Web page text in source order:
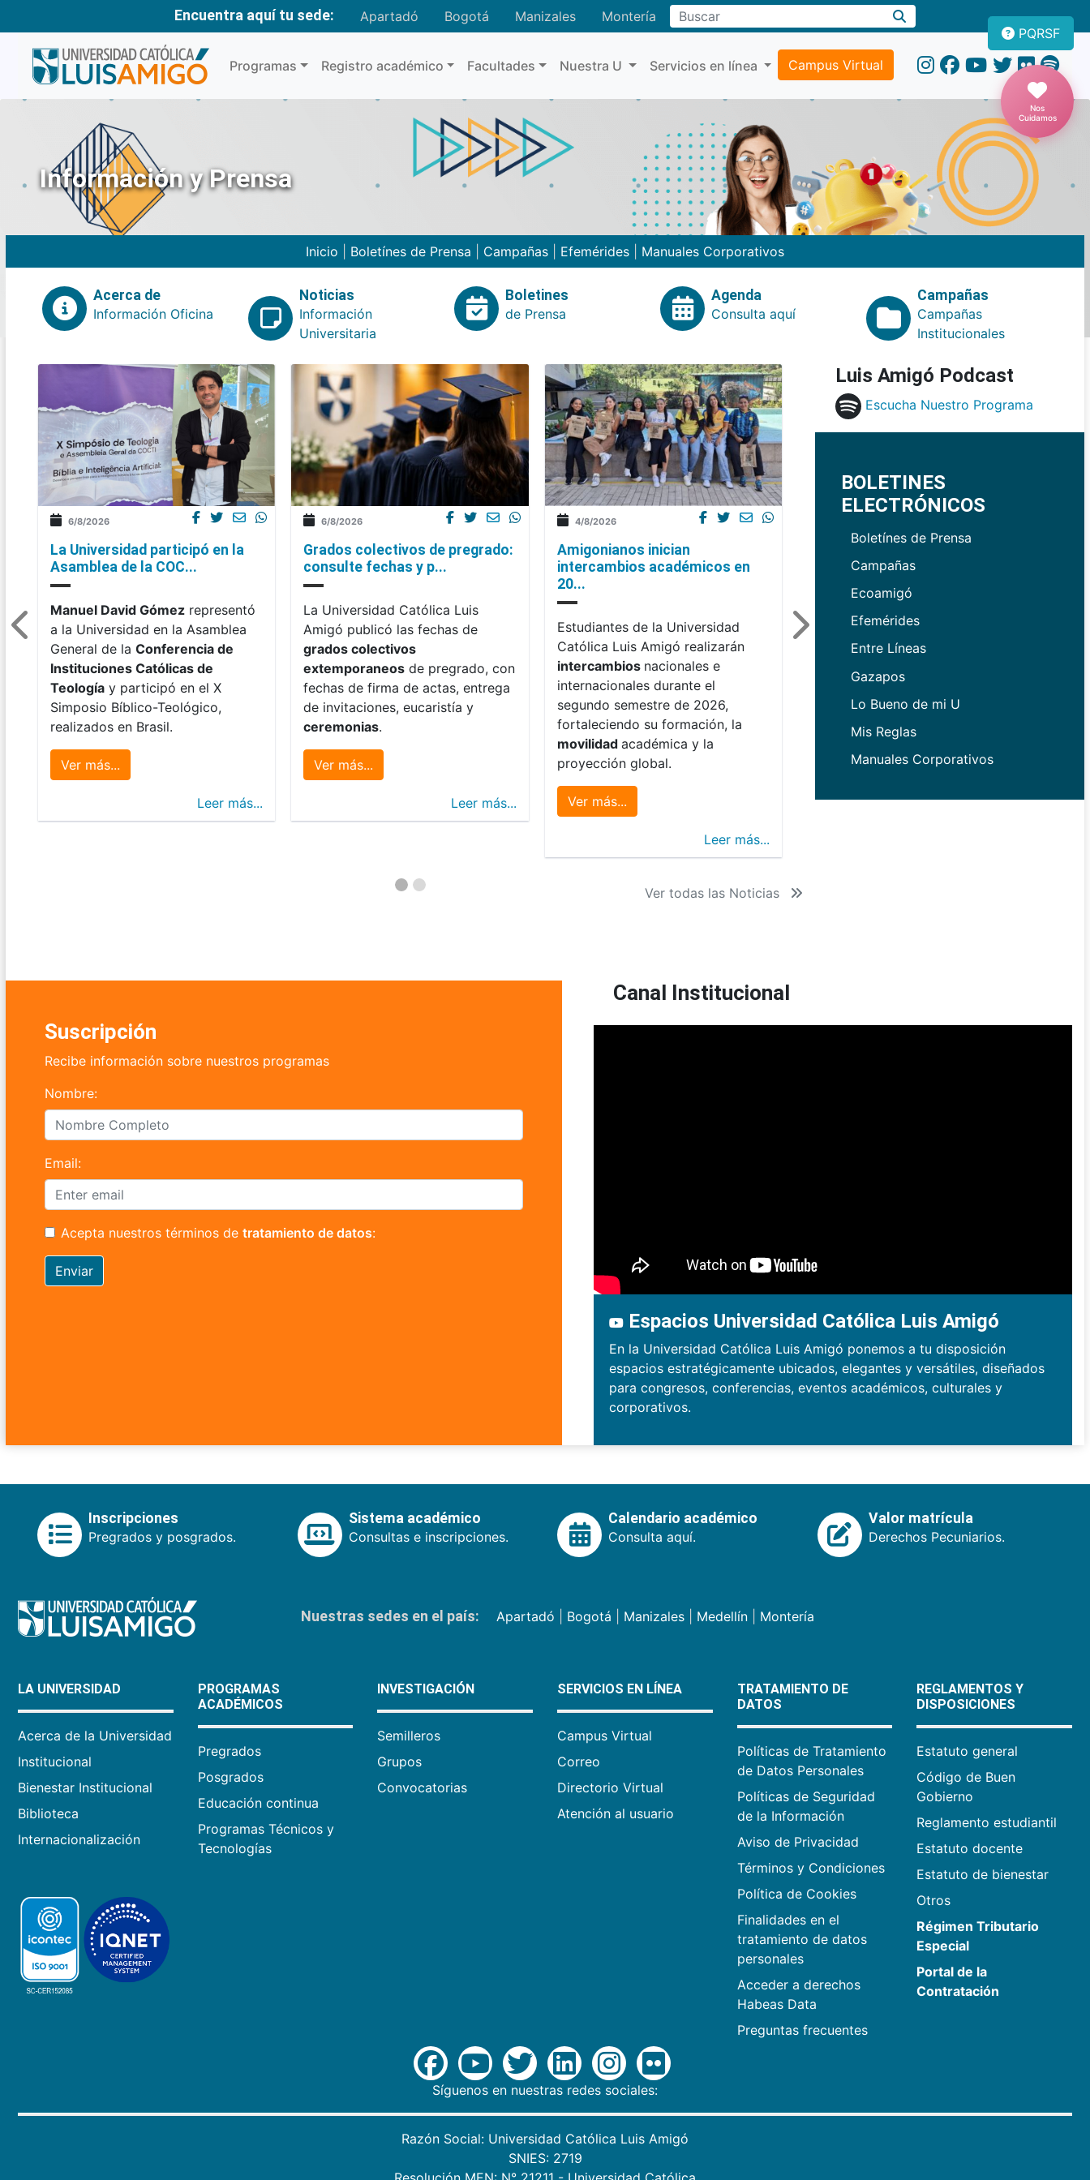
Encuentra aquí tu sede: Apartadó Bogotá Manizales MonteríaBuscar
Programas Registro académico Facultades Nuestra U Servicios en línea Campus Virtual
PQRSF
Nos
Cuidamos
Información y Prensa
Inicio Boletínes de Prensa Campañas Efemérides Manuales Corporativos
Acerca de
Información Oficina
Noticias
Información
Universitaria
Boletines
de Prensa
Agenda
Consulta aquí
Campañas
Campañas
Institucionales
6/8/2026
La Universidad participó en la
Asamblea de la COC...
Manuel David Gómez representó
a la Universidad en la Asamblea
General de la Conferencia de
Instituciones Católicas de
Teología y participó en el X
Simposio Bíblico-Teológico,
realizados en Brasil.
Ver más...
Leer más...
6/8/2026
Grados colectivos de pregrado:
consulte fechas y p...
La Universidad Católica Luis
Amigó publicó las fechas de
grados colectivos
extemporaneos de pregrado, con
fechas de firma de actas, entrega
de invitaciones, eucaristía y
ceremonias.
Ver más...
Leer más...
4/8/2026
Amigonianos inician
intercambios académicos en
20...
Estudiantes de la Universidad
Católica Luis Amigó realizarán
intercambios nacionales e
internacionales durante el
segundo semestre de 2026,
fortaleciendo su formación, la
movilidad académica y la
proyección global.
Ver más...
Leer más...
Ver todas las Noticias
Luis Amigó Podcast
Escucha Nuestro Programa
BOLETINES
ELECTRÓNICOS
Boletínes de Prensa
Campañas
Ecoamigó
Efemérides
Entre Líneas
Gazapos
Lo Bueno de mi U
Mis Reglas
Manuales Corporativos
Suscripción
Recibe información sobre nuestros programas
Nombre:
Email:
Acepta nuestros términos de tratamiento de datos:
Enviar
Canal Institucional
Espacios Universidad Católica Luis Amigó
En la Universidad Católica Luis Amigó ponemos a tu disposición
espacios estratégicamente ubicados, elegantes y versátiles, diseñados
para congresos, conferencias, eventos académicos, culturales y
corporativos.
Inscripciones
Pregrados y posgrados.
Sistema académico
Consultas e inscripciones.
Calendario académico
Consulta aquí.
Valor matrícula
Derechos Pecuniarios.
Nuestras sedes en el país: Apartadó Bogotá Manizales| Medellín| Montería
LA UNIVERSIDAD
Acerca de la Universidad
Institucional
Bienestar Institucional
Biblioteca
Internacionalización
PROGRAMAS
ACADÉMICOS
Pregrados
Posgrados
Educación continua
Programas Técnicos y
Tecnologías
INVESTIGACIÓN
Semilleros
Grupos
Convocatorias
SERVICIOS EN LÍNEA
Campus Virtual
Correo
Directorio Virtual
Atención al usuario
TRATAMIENTO DE
DATOS
Políticas de Tratamiento
de Datos Personales
Políticas de Seguridad
de la Información
Aviso de Privacidad
Términos y Condiciones
Política de Cookies
Finalidades en el
tratamiento de datos
personales
Acceder a derechos
Habeas Data
Preguntas frecuentes
REGLAMENTOS Y
DISPOSICIONES
Estatuto general
Código de Buen
Gobierno
Reglamento estudiantil
Estatuto docente
Estatuto de bienestar
Otros
Régimen Tributario
Especial
Portal de la
Contratación
Síguenos en nuestras redes sociales:
Razón Social: Universidad Católica Luis Amigó
SNIES: 2719